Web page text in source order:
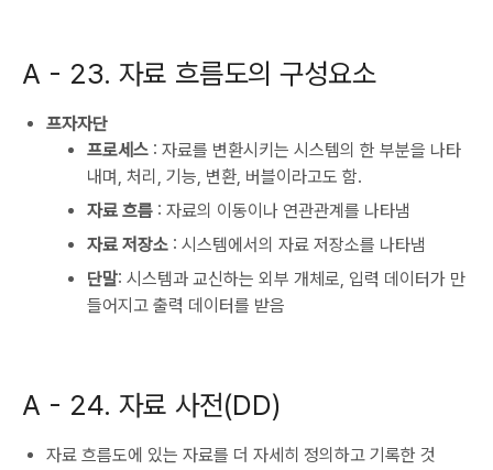
A - 23. 자료 흐름도의 구성요소
프자자단
프로세스 : 자료를 변환시키는 시스템의 한 부분을 나타
내며, 처리, 기능, 변환, 버블이라고도 함.
자료 흐름 : 자료의 이동이나 연관관계를 나타냄
자료 저장소 : 시스템에서의 자료 저장소를 나타냄
단말: 시스템과 교신하는 외부 개체로, 입력 데이터가 만
들어지고 출력 데이터를 받음
A - 24. 자료 사전(DD)
자료 흐름도에 있는 자료를 더 자세히 정의하고 기록한 것